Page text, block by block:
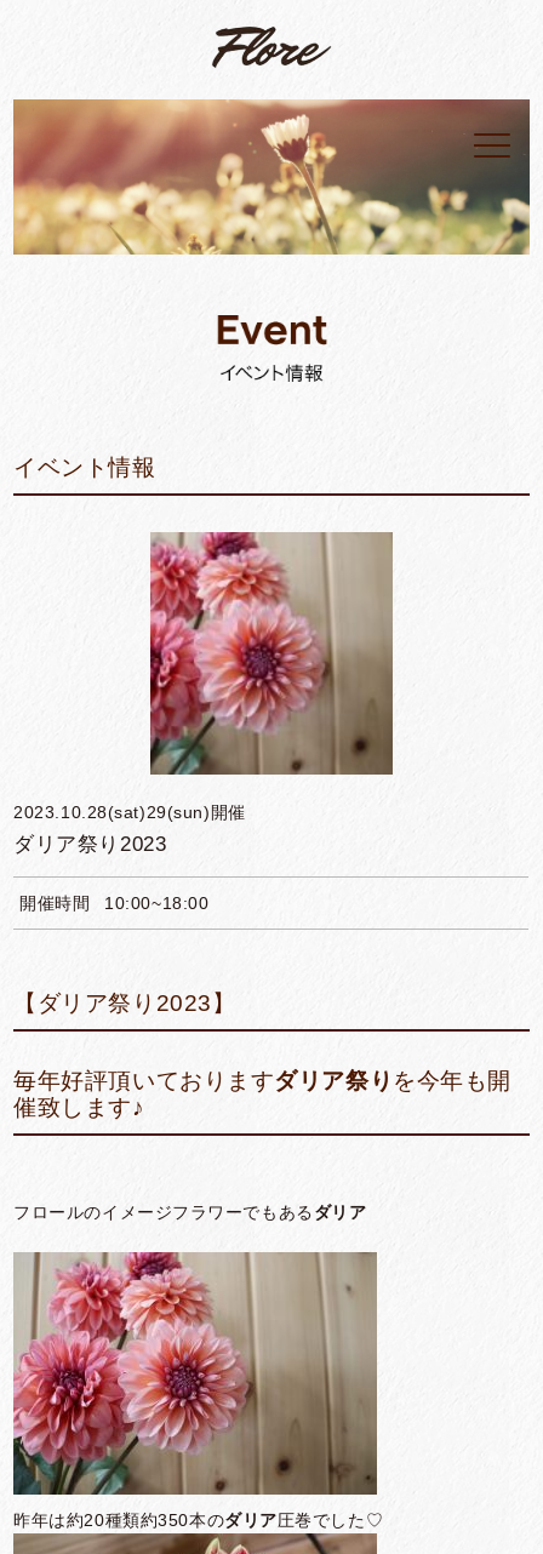
イベント情報
2023.10.28(sat)29(sun)開催
ダリア祭り2023
開催時間 10:00~18:00
【ダリア祭り2023】
毎年好評頂いておりますダリア祭り を今年も開
催致します♪
フロールのイメージフラワーでもあるダリア
昨年は約20種類約350本のダリア圧巻でした♡